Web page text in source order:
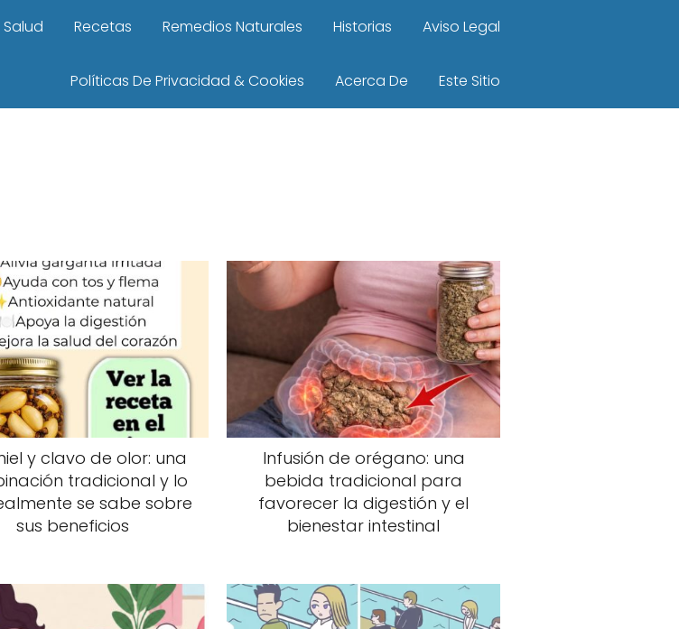
Salud Recetas Remedios Naturales Historias Aviso Legal
Políticas De Privacidad & Cookies Acerca De Este Sitio
y clavo de olor: una
tradicional y lo
se sabe sobre
sus beneficios
Infusión de orégano: una
bebida tradicional para
favorecer la digestión y el
bienestar intestinal